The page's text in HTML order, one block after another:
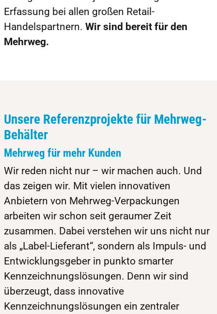
Erfassung bei allen großen Retail-
Handelspartnern. Wir sind bereit für den
Mehrweg.
Unsere Referenzprojekte für Mehrweg-
Behälter
Mehrweg für mehr Kunden
Wir reden nicht nur – wir machen auch. Und
das zeigen wir. Mit vielen innovativen
Anbietern von Mehrweg-Verpackungen
arbeiten wir schon seit geraumer Zeit
zusammen. Dabei verstehen wir uns nicht nur
als „Label-Lieferant“, sondern als Impuls- und
Entwicklungsgeber in punkto smarter
Kennzeichnungslösungen. Denn wir sind
überzeugt, dass innovative
Kennzeichnungslösungen ein zentraler